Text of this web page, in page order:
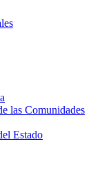
las Comunidades
Estado